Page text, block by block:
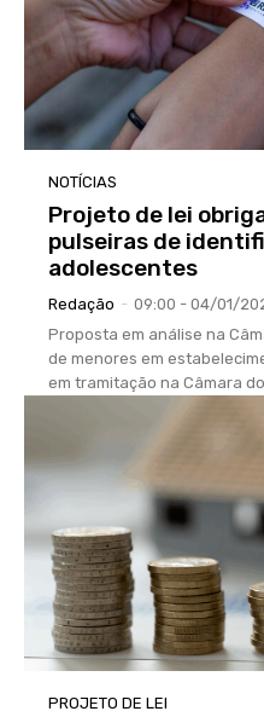
NOTÍCIAS
Projeto de lei
pulseiras de
adolescentes
Redação - 09:00 - 04/01/
Proposta em análise na
de menores em estabelecimentos
em tramitação na Câmara
PROJETO DE LEI